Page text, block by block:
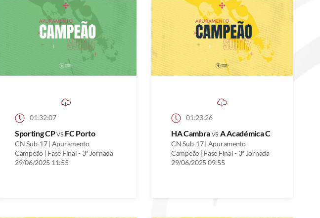
01:32:07
Sporting CPvs FC Porto
CN Sub-17 | Apuramento
Campeão | Fase Final - 3ª Jornada
29/06/2025 11:55
01:23:26
HA Cambravs A Académica C
CN Sub-17 | Apuramento
Campeão | Fase Final - 3ª Jornada
29/06/2025 09:55